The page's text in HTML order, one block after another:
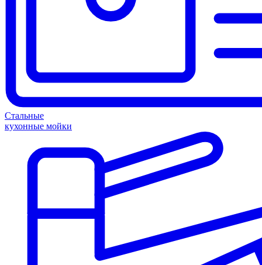
Стальные
кухонные мойки